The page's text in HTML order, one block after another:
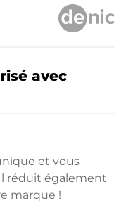
avec
et vous
réduit également
marque !